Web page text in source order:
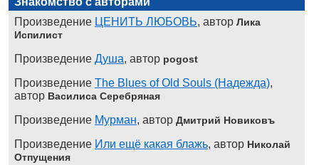
Произведение ЦЕНИТЬ ЛЮБОВЬ, автор Лика
Испилист
Произведение Душа, автор pogost
Произведение The Blues of Old Souls (Надежда),
автор Василиса Серебряная
Произведение Мурман, автор Дмитрий Новиковъ
Произведение Или ещё какая блажь, автор Николай
Отпущения